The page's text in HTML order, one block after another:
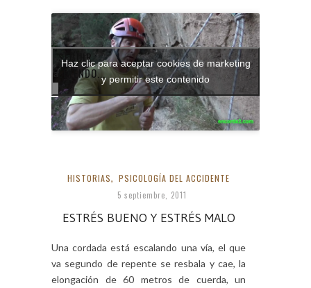
más
para
SEGUIR
LEYENDO...
Haz clic para aceptar cookies de marketing
y permitir este contenido
HISTORIAS, PSICOLOGÍA DEL ACCIDENTE
5 septiembre, 2011
ESTRÉS BUENO Y ESTRÉS MALO
Una cordada está escalando una vía, el que
va segundo de repente se resbala y cae, la
elongación de 60 metros de cuerda, un